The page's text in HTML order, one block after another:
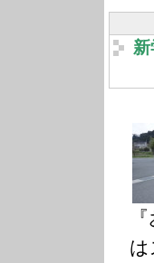
新
は